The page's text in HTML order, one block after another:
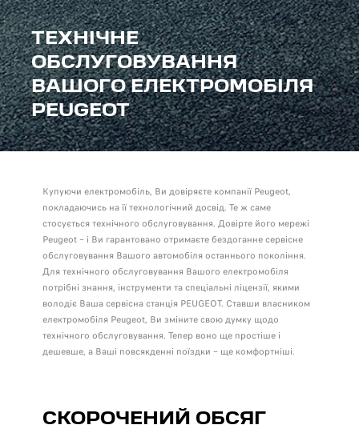
ТЕХНІЧНЕ
ОБСЛУГОВУВАННЯ
ВАШОГО ЕЛЕКТРОМОБІЛЯ
PEUGEOT
Купуючи електромобіль, Ви довіряєте компанії Peugeot,
покладаючись на її технологічний досвід. Те ж саме
стосується технічного обслуговування. Довірте його мережі
Peugeot – і Ви гарантовано отримаєте бездоганне сервісне
обслуговування Вашого автомобіля останнього покоління.
Для технічного обслуговування Вашого електромобіля
потрібні знання, інструменти та спеціальні ліцензії, якими
володіє Ваша сервісна станція PEUGEOT. Ставши власником
електромобіля Peugeot, Ви зміните свою думку щодо
технічного обслуговування. Тепер воно ще простіше і
дешевше, а Ваші повсякденні поїздки – ще комфортніші.
СКОРОЧЕНИЙ ОБСЯГ